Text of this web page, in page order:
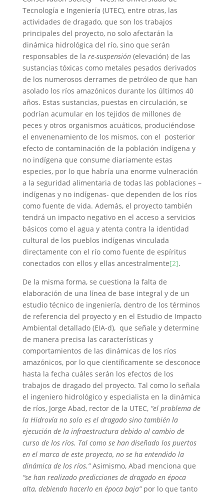
Tecnología e Ingeniería (UTEC), entre otras, las
actividades de dragado, que son los trabajos
principales del proyecto, no solo afectarán la
dinámica hidrológica del río, sino que serán
responsables de la re-suspensión(elevación) de las
sustancias tóxicas como metales pesados derivados
de los numerosos derrames de petróleo de que han
asolado los ríos amazónicos durante los últimos 40
años. Estas sustancias, puestas en circulación, se
podrían acumular en los tejidos de millones de
peces y otros organismos acuáticos, produciéndose
el envenenamiento de los mismos, con el posterior
efecto de contaminación de la población indígena y
no indígena que consume diariamente estas
especies, por lo que habría una enorme vulneración
a la seguridad alimentaria de todas las poblaciones –
indígenas y no indígenas- que dependen de los ríos
como fuente de vida. Además, el proyecto también
tendrá un impacto negativo en el acceso a servicios
básicos como el agua y atenta contra la identidad
cultural de los pueblos indígenas vinculada
directamente con el río como fuente de espíritus
conectados con ellos y ellas ancestralmente[2].
De la misma forma, se cuestiona la falta de
elaboración de una línea de base integral y de un
estudio técnico de ingeniería, dentro de los términos
de referencia del proyecto y en el Estudio de Impacto
Ambiental detallado (EIA-d), que señale y determine
de manera precisa las características y
comportamientos de las dinámicas de los ríos
amazónicos, por lo que científicamente se desconoce
hasta la fecha cuáles serán los efectos de los
trabajos de dragado del proyecto. Tal como lo señala
el ingeniero hidrológico y especialista en la dinámica
de ríos, Jorge Abad, rector de la UTEC, “el problema de
la Hidrovía no solo es el dragado sino también la
ejecución de la infraestructura debido al cambio de
curso de los ríos. Tal como se han diseñado los puertos
en el marco de este proyecto, no se ha entendido la
dinámica de los ríos.”Asimismo, Abad menciona que
“se han realizado predicciones de dragado en época
alta, debiendo hacerlo en época baja”por lo que tanto